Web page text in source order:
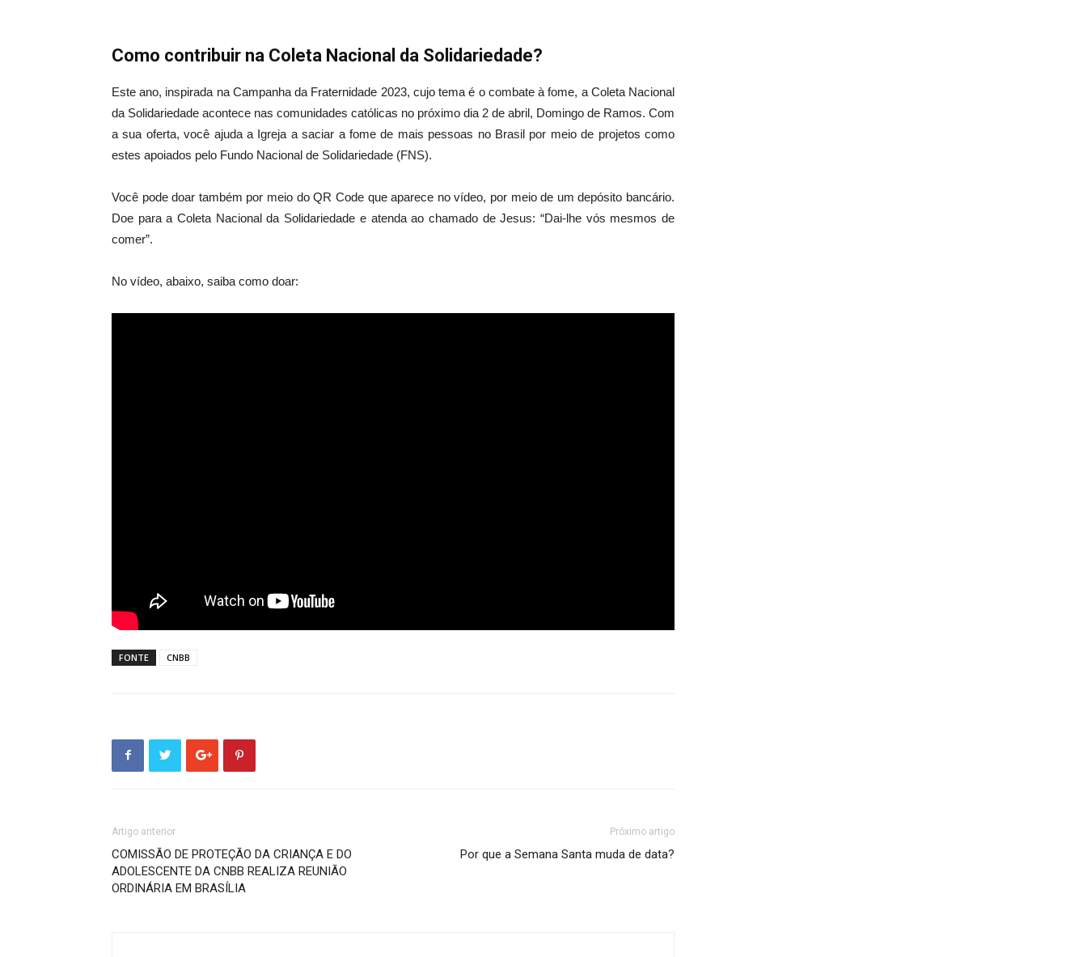
Como contribuir na Coleta Nacional da Solidariedade?
Este ano, inspirada na Campanha da Fraternidade 2023, cujo tema é o combate à fome, a Coleta Nacional
da Solidariedade acontece nas comunidades católicas no próximo dia 2 de abril, Domingo de Ramos. Com
a sua oferta, você ajuda a Igreja a saciar a fome de mais pessoas no Brasil por meio de projetos como
estes apoiados pelo Fundo Nacional de Solidariedade (FNS).
Você pode doar também por meio do QR Code que aparece no vídeo, por meio de um depósito bancário.
Doe para a Coleta Nacional da Solidariedade e atenda ao chamado de Jesus: “Dai-lhe vós mesmos de
comer”.
No vídeo, abaixo, saiba como doar:
FONTE CNBB
Artigo anterior
COMISSÃO DE PROTEÇÃO DA CRIANÇA E DO
ADOLESCENTE DA CNBB REALIZA REUNIÃO
ORDINÁRIA EM BRASÍLIA
Próximo artigo
Por que a Semana Santa muda de data?